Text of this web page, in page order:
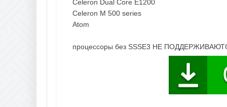
Celeron Dual Core E1200
Celeron M 500 series
Atom
процессоры без SSSE3 НЕ